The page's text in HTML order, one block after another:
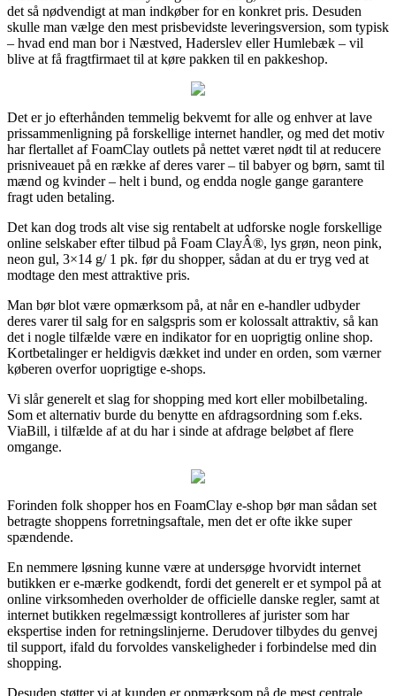
det så nødvendigt at man indkøber for en konkret pris. Desuden
skulle man vælge den mest prisbevidste leveringsversion, som typisk
– hvad end man bor i Næstved, Haderslev eller Humlebæk – vil
blive at få fragtfirmaet til at køre pakken til en pakkeshop.
Det er jo efterhånden temmelig bekvemt for alle og enhver at lave
prissammenligning på forskellige internet handler, og med det motiv
har flertallet af FoamClay outlets på nettet været nødt til at reducere
prisniveauet på en række af deres varer – til babyer og børn, samt til
mænd og kvinder – helt i bund, og endda nogle gange garantere
fragt uden betaling.
Det kan dog trods alt vise sig rentabelt at udforske nogle forskellige
online selskaber efter tilbud på Foam ClayÂ®, lys grøn, neon pink,
neon gul, 3×14 g/ 1 pk. før du shopper, sådan at du er tryg ved at
modtage den mest attraktive pris.
Man bør blot være opmærksom på, at når en e-handler udbyder
deres varer til salg for en salgspris som er kolossalt attraktiv, så kan
det i nogle tilfælde være en indikator for en uoprigtig online shop.
Kortbetalinger er heldigvis dækket ind under en orden, som værner
køberen overfor uoprigtige e-shops.
Vi slår generelt et slag for shopping med kort eller mobilbetaling.
Som et alternativ burde du benytte en afdragsordning som f.eks.
ViaBill, i tilfælde af at du har i sinde at afdrage beløbet af flere
omgange.
Forinden folk shopper hos en FoamClay e-shop bør man sådan set
betragte shoppens forretningsaftale, men det er ofte ikke super
spændende.
En nemmere løsning kunne være at undersøge hvorvidt internet
butikken er e-mærke godkendt, fordi det generelt er et sympol på at
online virksomheden overholder de officielle danske regler, samt at
internet butikken regelmæssigt kontrolleres af jurister som har
ekspertise inden for retningslinjerne. Derudover tilbydes du genvej
til support, ifald du forvoldes vanskeligheder i forbindelse med din
shopping.
Desuden støtter vi at kunden er opmærksom på de mest centrale